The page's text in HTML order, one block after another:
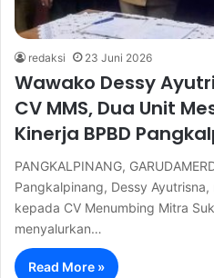
redaksi 23 Juni 2026
Wawako Dessy
CV MMS, Dua Unit
Kinerja BPBD
PANGKALPINANG,
Pangkalpinang, Dessy
kepada CV Menumbing Mitra
menyalurkan…
Read More »